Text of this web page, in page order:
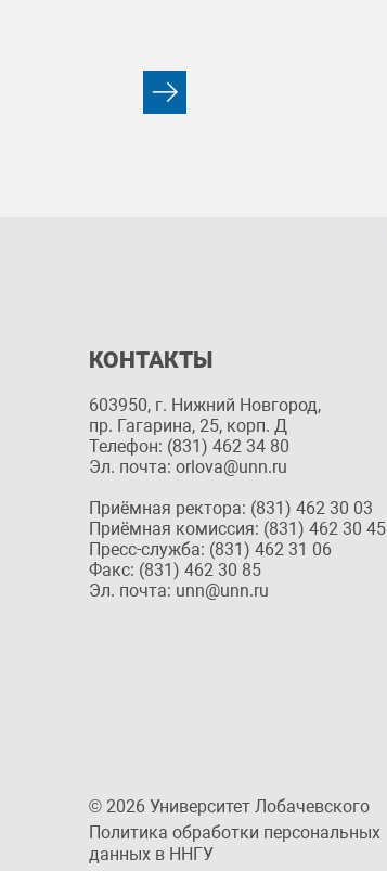
КОНТАКТЫ
603950, г. Нижний Новгород,
пр. Гагарина, 25, корп. Д
Телефон: (831) 462 34 80
Эл. почта: orlova@unn.ru
Приёмная ректора: (831) 462 30 03
Приёмная комиссия: (831) 462 30 45
Пресс-служба: (831) 462 31 06
Факс: (831) 462 30 85
Эл. почта: unn@unn.ru
© 2026 Университет Лобачевского
Политика обработки персональных
данных в ННГУ